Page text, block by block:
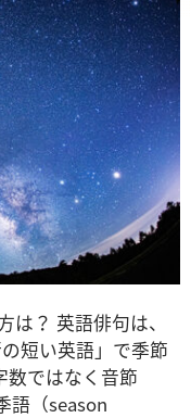
？ 英語俳句は、
短い英語」で季節
数ではなく音節
語（season